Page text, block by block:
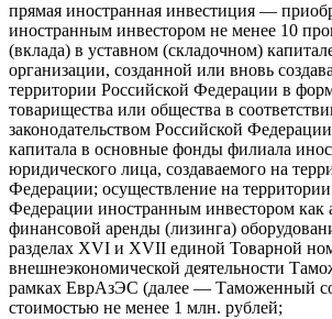
прямая иностранная инвестиция —
иностранным инвестором не менее 10
(вклада) в уставном (складочном)
организации, созданной или вновь
территории Российской Федерации в
товарищества или общества в
законодательством Российской
капитала в основные фонды филиала
юридического лица, создаваемого на
Федерации; осуществление на
Федерации иностранным инвестором как
финансовой аренды (лизинга)
разделах XVI и XVII единой Товарной
внешнеэкономической деятельности
рамках ЕврАзЭС (далее — Таможенный
стоимостью не менее 1 млн. рублей;